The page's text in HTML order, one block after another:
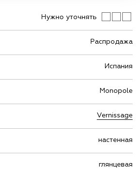
Нужно уточнять
Распродажа
Испания
Monopole
Vernissage
настенная
глянцевая